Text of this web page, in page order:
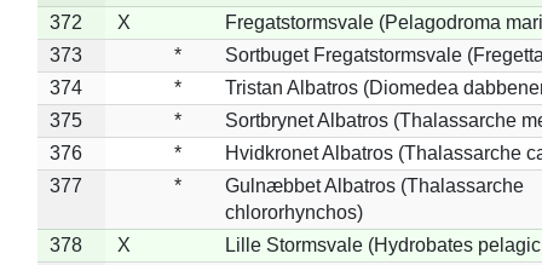
372
X
Fregatstormsvale (Pelagodroma
373
*
Sortbuget Fregatstormsvale
374
*
Tristan Albatros (Diomedea
375
*
Sortbrynet Albatros (Thalassarche
376
*
Hvidkronet Albatros (Thalassarche
377
*
Gulnæbbet Albatros (Thalassarche
chlororhynchos)
378
X
Lille Stormsvale (Hydrobates